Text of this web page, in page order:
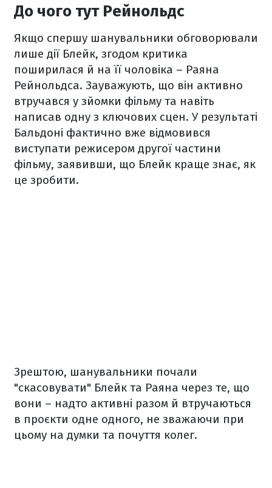
До чого тут Рейнольдс
Якщо спершу шанувальники обговорювали
лише дії Блейк, згодом критика
поширилася й на її чоловіка – Раяна
Рейнольдса. Зауважують, що він активно
втручався у зйомки фільму та навіть
написав одну з ключових сцен. У результаті
Бальдоні фактично вже відмовився
виступати режисером другої частини
фільму, заявивши, що Блейк краще знає, як
це зробити.
Зрештою, шанувальники почали
"скасовувати" Блейк та Раяна через те, що
вони – надто активні разом й втручаються
в проєкти одне одного, не зважаючи при
цьому на думки та почуття колег.